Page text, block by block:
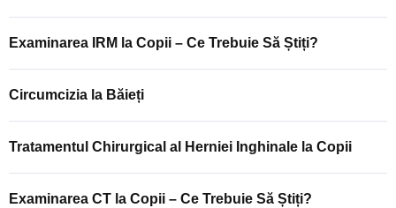
Examinarea IRM la Copii – Ce Trebuie Să Știți?
Circumcizia la Băieți
Tratamentul Chirurgical al Herniei Inghinale la Copii
Examinarea CT la Copii – Ce Trebuie Să Știți?